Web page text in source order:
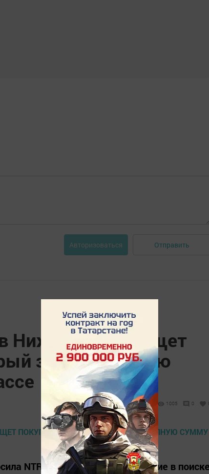
Авторизоваться Отправить
Нижнекамске ищет
забыл крупную
1005 0
NTR-24.RU оказать содействие в